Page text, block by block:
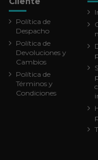
Política de
Despacho
Política de
Devoluciones y
Cambios
Política de
Términos y
Condiciones